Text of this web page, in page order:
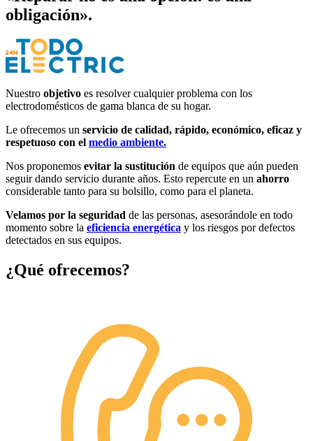
obligación».
Nuestro objetivo es resolver cualquier problema con los
electrodomésticos de gama blanca de su hogar.
Le ofrecemos un servicio de calidad, rápido, económico, eficaz y
respetuoso con el medio ambiente.
Nos proponemos evitar la sustitución de equipos que aún pueden
seguir dando servicio durante años. Esto repercute en un ahorro
considerable tanto para su bolsillo, como para el planeta.
Velamos por la seguridad de las personas, asesorándole en todo
momento sobre la eficiencia energética y los riesgos por defectos
detectados en sus equipos.
¿Qué ofrecemos?